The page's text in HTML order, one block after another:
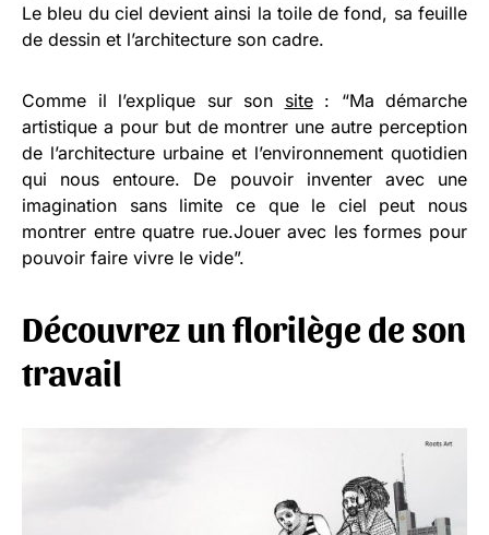
Le bleu du ciel devient ainsi la toile de fond, sa feuille
de dessin et l’architecture son cadre.
Comme il l’explique sur son site: “Ma démarche
artistique a pour but de montrer une autre perception
de l’architecture urbaine et l’environnement quotidien
qui nous entoure. De pouvoir inventer avec une
imagination sans limite ce que le ciel peut nous
montrer entre quatre rue.Jouer avec les formes pour
pouvoir faire vivre le vide”.
Découvrez un florilège de son
travail